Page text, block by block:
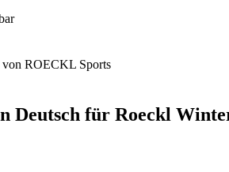
von ROECKL Sports
Deutsch für Roeckl